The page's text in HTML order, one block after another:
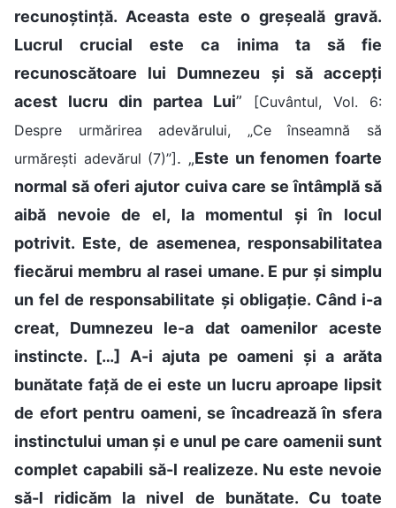
recunoștință. Aceasta este o greșeală gravă.
Lucrul crucial este ca inima ta să fie
recunoscătoare lui Dumnezeu și să accepți
acest lucru din partea Lui” [Cuvântul, Vol. 6:
Despre urmărirea adevărului, „Ce înseamnă să
urmărești adevărul (7)”]. „Este un fenomen foarte
normal să oferi ajutor cuiva care se întâmplă să
aibă nevoie de el, la momentul și în locul
potrivit. Este, de asemenea, responsabilitatea
fiecărui membru al rasei umane. E pur și simplu
un fel de responsabilitate și obligație. Când i-a
creat, Dumnezeu le-a dat oamenilor aceste
instincte. […] A-i ajuta pe oameni și a arăta
bunătate față de ei este un lucru aproape lipsit
de efort pentru oameni, se încadrează în sfera
instinctului uman și e unul pe care oamenii sunt
complet capabili să-l realizeze. Nu este nevoie
să-l ridicăm la nivel de bunătate. Cu toate